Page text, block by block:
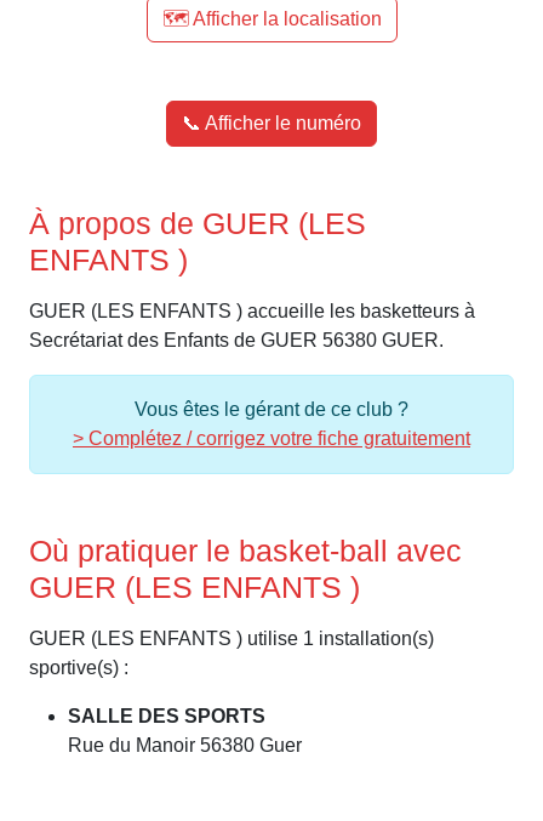
🗺️ Afficher la localisation
📞 Afficher le numéro
À propos de GUER (LES
ENFANTS )
GUER (LES ENFANTS ) accueille les basketteurs à
Secrétariat des Enfants de GUER 56380 GUER.
Vous êtes le gérant de ce club ?
> Complétez / corrigez votre fiche gratuitement
Où pratiquer le basket-ball avec
GUER (LES ENFANTS )
GUER (LES ENFANTS ) utilise 1 installation(s)
sportive(s) :
SALLE DES SPORTS
Rue du Manoir 56380 Guer